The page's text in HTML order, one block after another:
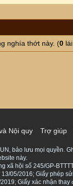
nghía thớt này. (0
Nội quy Trợ giúp
bảo lưu mọi quyền.
này.
xã hội số 245/GP-
05/2016; Giấy phép
Giấy xác nhận